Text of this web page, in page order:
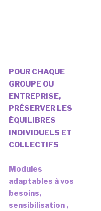
POUR CHAQUE
GROUPE OU
ENTREPRISE,
PRÉSERVER LES
ÉQUILIBRES
INDIVIDUELS ET
COLLECTIFS
Modules
adaptables à vos
besoins,
sensibilisation ,